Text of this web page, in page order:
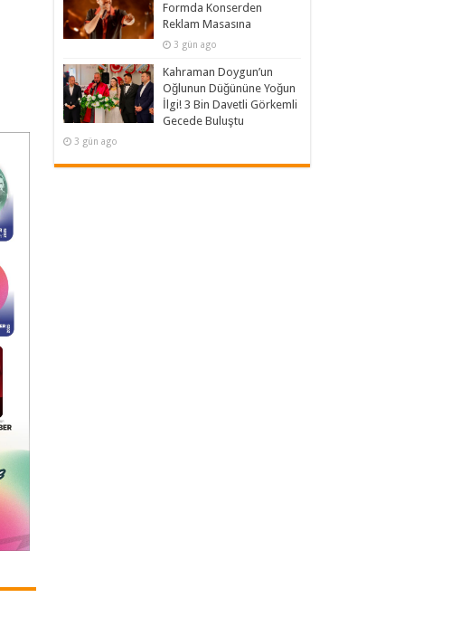
Formda Konserden
Reklam Masasına
3 gün ago
Kahraman Doygun’un
Oğlunun Düğününe Yoğun
İlgi! 3 Bin Davetli Görkemli
Gecede Buluştu
3 gün ago